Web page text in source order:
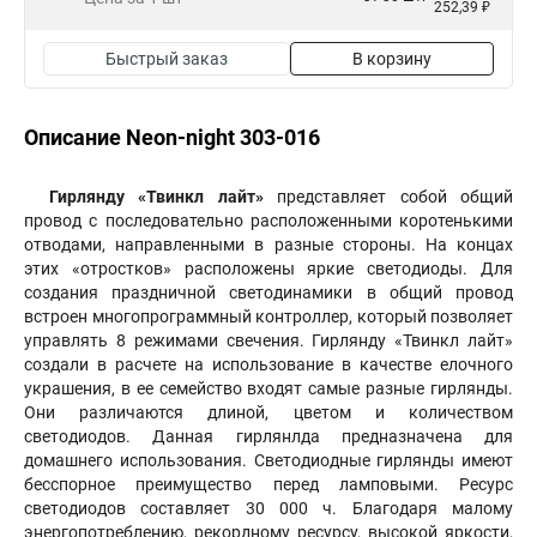
252,39 ₽
Быстрый заказ В корзину
Описание Neon-night 303-016
Гирлянду «Твинкл лайт»представляет собой общий
провод с последовательно расположенными коротенькими
отводами, направленными в разные стороны. На концах
этих «отростков» расположены яркие светодиоды. Для
создания праздничной светодинамики в общий провод
встроен многопрограммный контроллер, который позволяет
управлять 8 режимами свечения. Гирлянду «Твинкл лайт»
создали в расчете на использование в качестве елочного
украшения, в ее семейство входят самые разные гирлянды.
Они различаются длиной, цветом и количеством
светодиодов. Данная гирлянлда предназначена для
домашнего использования. Светодиодные гирлянды имеют
бесспорное преимущество перед ламповыми. Ресурс
светодиодов составляет 30 000 ч. Благодаря малому
энергопотреблению, рекордному ресурсу, высокой яркости,